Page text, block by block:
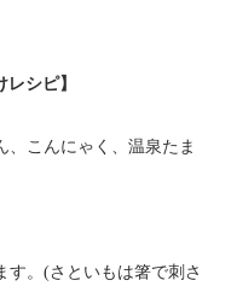
レシピ】
、こんにゃく、温泉たま
。(さといもは箸で刺さ